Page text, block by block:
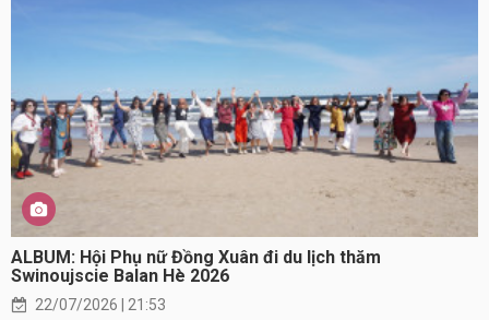
ALBUM: Hội Phụ nữ Đồng Xuân đi du lịch thăm
Swinoujscie Balan Hè 2026
22/07/2026 | 21:53